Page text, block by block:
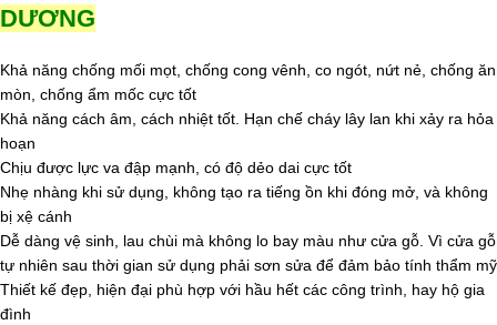
DƯƠNG
Khả năng chống mối mọt, chống cong vênh, co ngót, nứt nẻ, chống ăn
mòn, chống ẩm mốc cực tốt
Khả năng cách âm, cách nhiệt tốt. Hạn chế cháy lây lan khi xảy ra hỏa
hoạn
Chịu được lực va đập mạnh, có độ dẻo dai cực tốt
Nhẹ nhàng khi sử dụng, không tạo ra tiếng ồn khi đóng mở, và không
bị xệ cánh
Dễ dàng vệ sinh, lau chùi mà không lo bay màu như cửa gỗ. Vì cửa gỗ
tự nhiên sau thời gian sử dụng phải sơn sửa để đảm bảo tính thẩm mỹ
Thiết kế đẹp, hiện đại phù hợp với hầu hết các công trình, hay hộ gia
đình